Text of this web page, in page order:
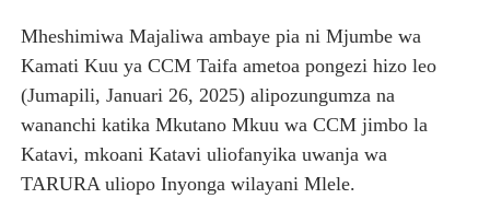
Mheshimiwa Majaliwa ambaye pia ni Mjumbe wa
Kamati Kuu ya CCM Taifa ametoa pongezi hizo leo
(Jumapili, Januari 26, 2025) alipozungumza na
wananchi katika Mkutano Mkuu wa CCM jimbo la
Katavi, mkoani Katavi uliofanyika uwanja wa
TARURA uliopo Inyonga wilayani Mlele.